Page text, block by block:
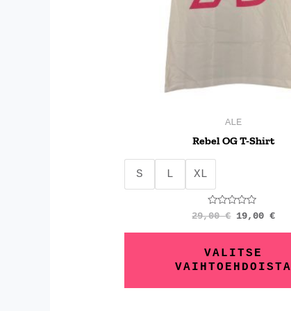
ALE
Rebel OG T-Shirt
S L XL
Arvostelu
tuotteesta:
0
5
29,00€ 19,00€
VALITSE
VAIHTOEHDOISTA